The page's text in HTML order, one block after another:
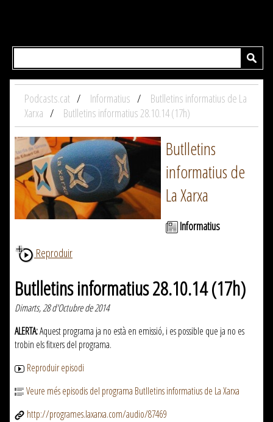
Podcasts.cat Informatius
Butlletins informatius de La
Xarxa
Butlletins informatius 28.10.14 (17h)
Butlletins
informatius de
La Xarxa
Informatius
Reproduir
Butlletins informatius 28.10.14 (17h)
Dimarts, 28 d'Octubre de 2014
ALERTA:Aquest programa ja no està en emissió, i es possible que ja no es
trobin els fitxers del programa.
Reproduir episodi
Veure més episodis del programa Butlletins informatius de La Xarxa
http://programes.laxarxa.com/audio/87469